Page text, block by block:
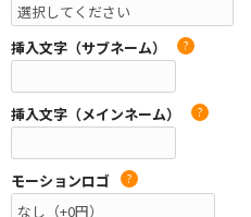
挿入文字（サブネーム） ?
挿入文字（メインネーム） ?
モーションロゴ ?